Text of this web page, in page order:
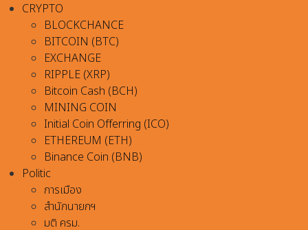
CRYPTO
BLOCKCHANCE
BITCOIN (BTC)
EXCHANGE
RIPPLE (XRP)
Bitcoin Cash (BCH)
MINING COIN
Initial Coin Offerring (ICO)
ETHEREUM (ETH)
Binance Coin (BNB)
Politic
การเมือง
สำนักนายกฯ
มติ ครม.